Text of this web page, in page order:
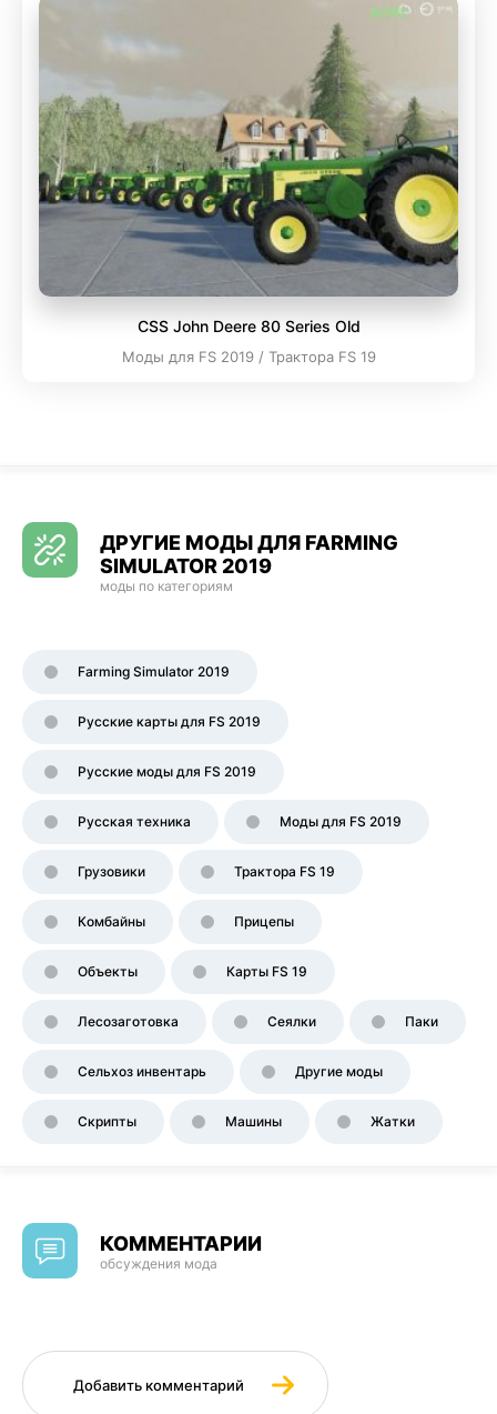
CSS John Deere 80 Series Old
Моды для FS 2019 / Трактора FS 19
ДРУГИЕ МОДЫ ДЛЯ FARMING
SIMULATOR 2019
моды по категориям
Farming Simulator 2019
Русские карты для FS 2019
Русские моды для FS 2019
Русская техника Моды для FS 2019
Грузовики Трактора FS 19
Комбайны Прицепы
Объекты Карты FS 19
Лесозаготовка Сеялки Паки
Сельхоз инвентарь Другие моды
Скрипты Машины Жатки
КОММЕНТАРИИ
обсуждения мода
Добавить комментарий